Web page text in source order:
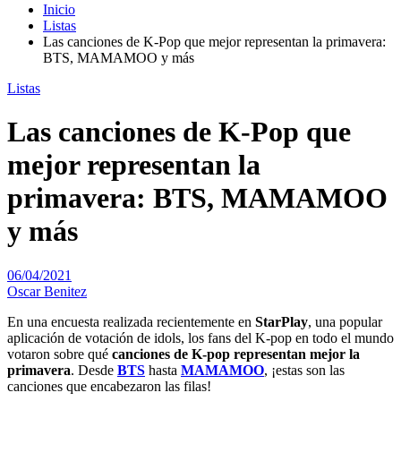
Inicio
Listas
Las canciones de K-Pop que mejor representan la primavera:
BTS, MAMAMOO y más
Listas
Las canciones de K-Pop que
mejor representan la
primavera: BTS, MAMAMOO
y más
06/04/2021
Oscar Benitez
En una encuesta realizada recientemente en StarPlay, una popular
aplicación de votación de idols, los fans del K-pop en todo el mundo
votaron sobre qué canciones de K-pop representan mejor la
primavera. Desde BTS hasta MAMAMOO, ¡estas son las
canciones que encabezaron las filas!